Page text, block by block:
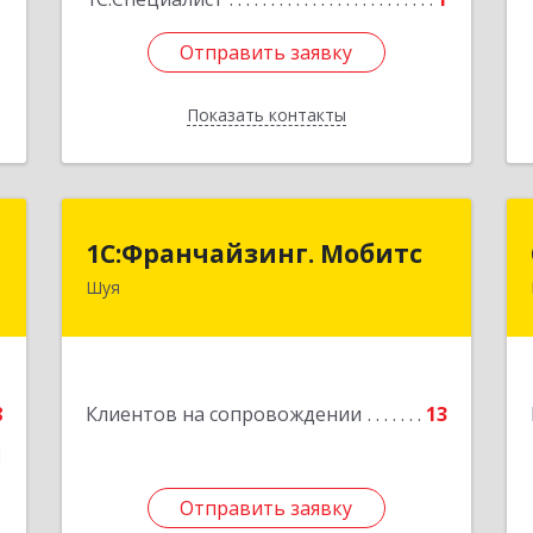
Отправить заявку
Показать контакты
Отправить заявку
Назад
1С:Франчайзинг. Мобитс
Шуя
Клиентов на сопровождении 13
Отправить заявку
1С:Франчайзинг. Мобитс
Отправить заявку